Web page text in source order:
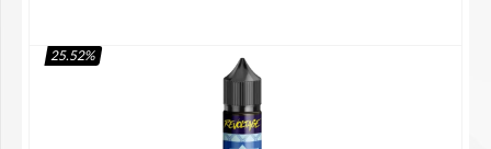
In den Warenkorb
25.52%